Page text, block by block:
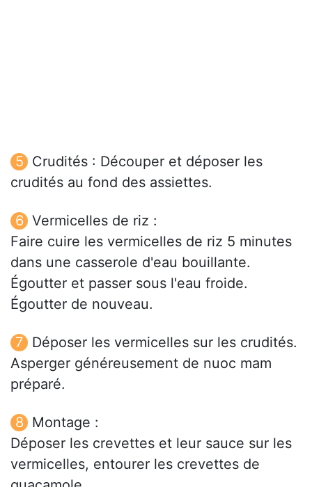
Crudités : Découper et déposer les
crudités au fond des assiettes.
Vermicelles de riz :
Faire cuire les vermicelles de riz 5 minutes
dans une casserole d'eau bouillante.
Égoutter et passer sous l'eau froide.
Égoutter de nouveau.
Déposer les vermicelles sur les crudités.
Asperger généreusement de nuoc mam
préparé.
Montage :
Déposer les crevettes et leur sauce sur les
vermicelles, entourer les crevettes de